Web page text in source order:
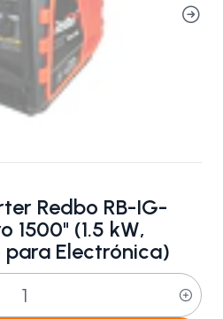
Redbo RB-IG-
1500" (1.5 kW,
Electrónica)